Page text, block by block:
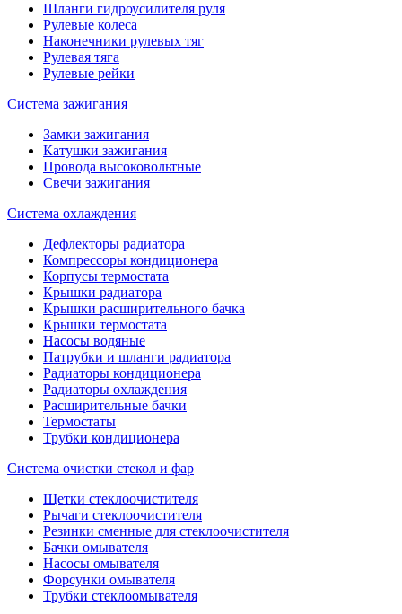
Шланги гидроусилителя руля
Рулевые колеса
Наконечники рулевых тяг
Рулевая тяга
Рулевые рейки
Система зажигания
Замки зажигания
Катушки зажигания
Провода высоковольтные
Свечи зажигания
Система охлаждения
Дефлекторы радиатора
Компрессоры кондиционера
Корпусы термостата
Крышки радиатора
Крышки расширительного бачка
Крышки термостата
Насосы водяные
Патрубки и шланги радиатора
Радиаторы кондиционера
Радиаторы охлаждения
Расширительные бачки
Термостаты
Трубки кондиционера
Система очистки стекол и фар
Щетки стеклоочистителя
Рычаги стеклоочистителя
Резинки сменные для стеклоочистителя
Бачки омывателя
Насосы омывателя
Форсунки омывателя
Трубки стеклоомывателя